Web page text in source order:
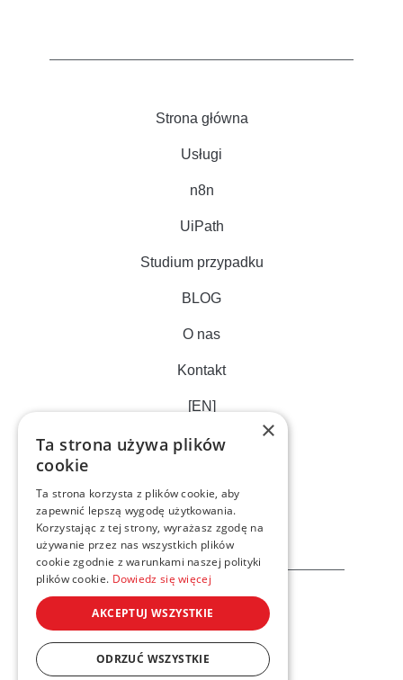
Strona główna
Usługi
n8n
UiPath
Studium przypadku
BLOG
O nas
Kontakt
[EN]
×
Ta strona używa plików
cookie
Ta strona korzysta z plików cookie, aby
zapewnić lepszą wygodę użytkowania.
Korzystając z tej strony, wyrażasz zgodę na
używanie przez nas wszystkich plików
cookie zgodnie z warunkami naszej polityki
plików cookie. Dowiedz się więcej
AKCEPTUJ WSZYSTKIE
ODRZUĆ WSZYSTKIE